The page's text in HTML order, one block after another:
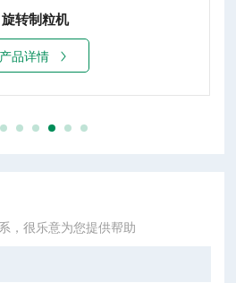
旋转制粒机
产品详情
，很乐意为您提供帮助